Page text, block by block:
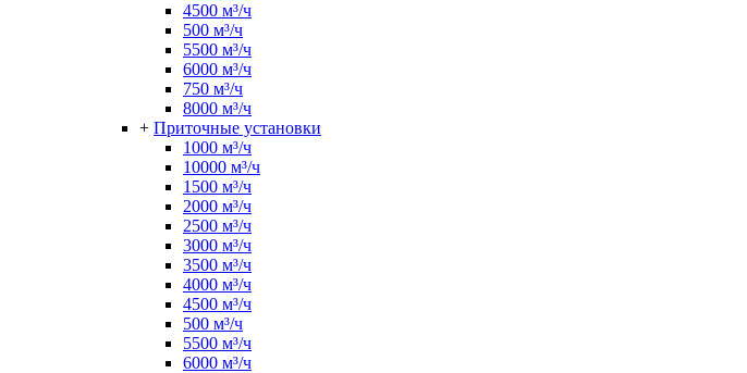
4500 м³/ч
500 м³/ч
5500 м³/ч
6000 м³/ч
750 м³/ч
8000 м³/ч
+ Приточные установки
1000 м³/ч
10000 м³/ч
1500 м³/ч
2000 м³/ч
2500 м³/ч
3000 м³/ч
3500 м³/ч
4000 м³/ч
4500 м³/ч
500 м³/ч
5500 м³/ч
6000 м³/ч